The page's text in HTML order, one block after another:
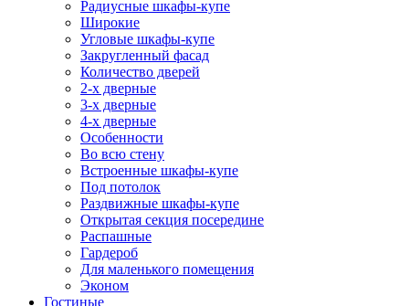
Радиусные шкафы-купе
Широкие
Угловые шкафы-купе
Закругленный фасад
Количество дверей
2-х дверные
3-х дверные
4-х дверные
Особенности
Во всю стену
Встроенные шкафы-купе
Под потолок
Раздвижные шкафы-купе
Открытая секция посередине
Распашные
Гардероб
Для маленького помещения
Эконом
Гостиные